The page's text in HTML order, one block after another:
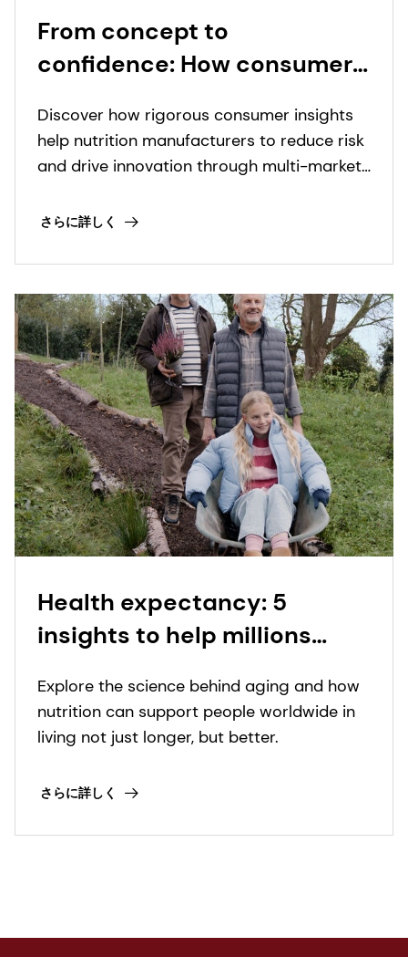
From concept to
confidence: How consumer
nutrition format into
commercial reality
Discover how rigorous consumer insights
help nutrition manufacturers to reduce risk
and drive innovation through multi-market
development strategies.
さらに詳しく
Health expectancy: 5
insights to help millions
longer, but live better
Explore the science behind aging and how
nutrition can support people worldwide in
living not just longer, but better.
さらに詳しく